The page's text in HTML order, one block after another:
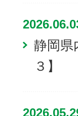
静岡
３】